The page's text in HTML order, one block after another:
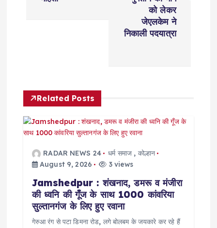
g
को लेकर
जेएलकेम ने
निकाली पदयात्रा
Related Posts
RADAR NEWS 24 धर्म समाज , कोल्हान
August 9, 2026
3 views
Jamshedpur : शंखनाद, डमरू व मंजीरा
की ध्वनि की गूँज के साथ 1000 कांवरिया
सुल्तानगंज के लिए हुए रवाना
गेरुआ रंग से पटा डिमना रोड, लगे बोलबम के जयकारे कर रहे हैं